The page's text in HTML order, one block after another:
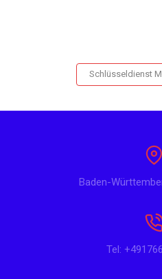
Schlüsseldienst
Baden-
Tel: